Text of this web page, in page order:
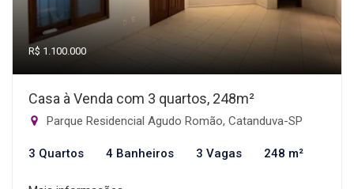
R$ 1.100.000
Casa à Venda com 3 quartos, 248m²
Parque Residencial Agudo Romão, Catanduva-SP
3 Quartos 4 Banheiros 3 Vagas 248 m²